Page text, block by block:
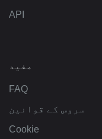
API
مفید
FAQ
سروس کے قوانین
Cookie